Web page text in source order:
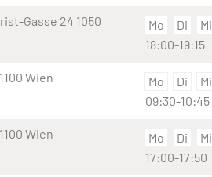
Gasse 24 1050
Mo Di Mi
18:00-19:15
Wien Mo Di Mi
09:30-10:45
Wien Mo Di Mi
17:00-17:50